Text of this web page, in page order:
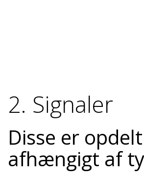
2. Signaler
Disse er
afhængigt af